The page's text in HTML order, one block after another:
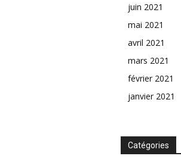
juin 2021
mai 2021
avril 2021
mars 2021
février 2021
janvier 2021
Catégories